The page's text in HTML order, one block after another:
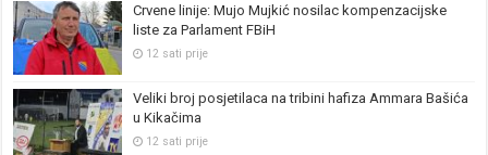
Crvene linije: Mujo Mujkić nosilac kompenzacijske
liste za Parlament FBiH
12 sati prije
Veliki broj posjetilaca na tribini hafiza Ammara Bašića
u Kikačima
12 sati prije